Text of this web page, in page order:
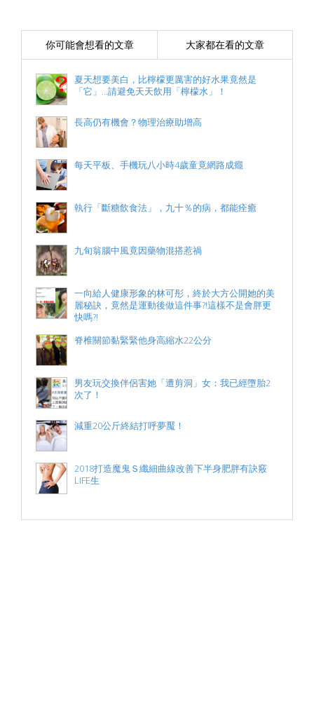
你可能會想看的文章 大家都在看的文章
夏天想要美白，比檸檬更厲害的好水果竟然是
「它」...請避免天天飲用「檸檬水」！
長高仍有機會？物理治療助增高
每天平板、手機玩八小時4歲童竟網路成癮
執行「斷糖飲食法」，九十％的病，都能痊癒
九旬翁腦中風竟因藥物混搭惹禍
一向給人健康形象的林可彤，終於大方公開她的美
麗秘訣，竟然是運動後做這件事?!這樣不是會胖更
快嗎?!
脊椎關節黏緊緊他身高縮水22公分
男友玩交換伴侶害她「遭剪洞」女：我已經墮胎2
次了！
減重20公斤終結打呼夢魘！
2018打造魔鬼Ｓ纖細曲線改善下半身肥胖有訣竅
LIFE生